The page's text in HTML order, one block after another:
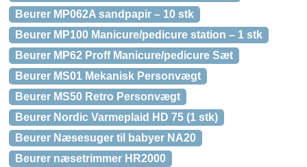
Beurer MP062A sandpapir – 10 stk
Beurer MP100 Manicure/pedicure station – 1 stk
Beurer MP62 Proff Manicure/pedicure Sæt
Beurer MS01 Mekanisk Personvægt
Beurer MS50 Retro Personvægt
Beurer Nordic Varmeplaid HD 75 (1 stk)
Beurer Næsesuger til babyer NA20
Beurer næsetrimmer HR2000